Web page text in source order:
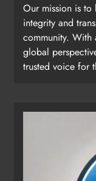
Our mission is to
integrity and
community. With
global
trusted voice for